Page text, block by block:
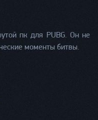
пк для PUBG. Он не
моменты битвы.